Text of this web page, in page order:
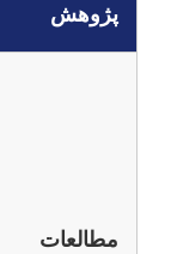
پژوهش
مطالعات